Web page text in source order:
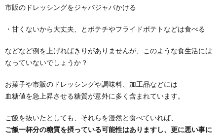
市販のドレッシングをジャバジャバかける
・甘くないから大丈夫、とポテチやフライドポテトなどは食べる
などなど例を上げればきりがありませんが、このような食生活には
なっていないでしょうか？
お菓子や市販のドレッシングや調味料、加工品などには
血糖値を急上昇させる糖質が意外に多く含まれています。
ご飯を抜いたとしても、それらを漫然と食べていれば、
ご飯一杯分の糖質を摂っている可能性はありますし、更に悪い事に